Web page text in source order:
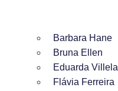
Barbara Hane
Bruna Ellen
Eduarda Villela
Flávia Ferreira